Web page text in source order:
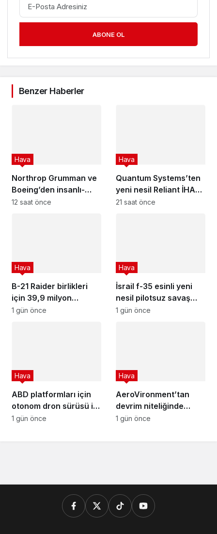
ABONE OL
Benzer Haberler
Northrop Grumman ve
Boeing’den insanlı-
insansız uçuşta ilk!
Hava
12 saat önce
Quantum Systems’ten
yeni nesil Reliant İHA
ile güç gösterisi!
Hava
21 saat önce
B-21 Raider birlikleri
için 39,9 milyon
dolarlık yeni tesis!
Hava
1 gün önce
İsrail f-35 esinli yeni
nesil pilotsuz savaş
uçağı projesi
Hava
1 gün önce
ABD platformları için
otonom dron sürüsü iş
birliği!
Hava
1 gün önce
AeroVironment’tan
devrim niteliğinde
adım: Mayhem 10
Hava
1 gün önce